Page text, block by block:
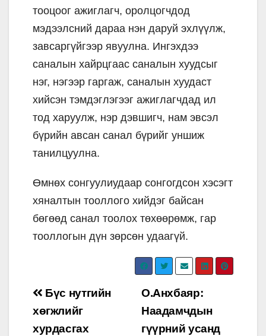
тооцоог ажиглагч, оролцогчдод
мэдээлсний дараа нэн даруй эхлүүлж,
завсаргүйгээр явуулна. Ингэхдээ
саналын хайрцгаас саналын хуудсыг
нэг, нэгээр гаргаж, саналын хуудаст
хийсэн тэмдэглэгээг ажиглагчдад ил
тод харуулж, нэр дэвшигч, нам эвсэл
бүрийн авсан санал бүрийг уншиж
танилцуулна.
Өмнөх сонгуулиудаар сонгогдсон хэсэгт
хяналтын тооллого хийдэг байсан
бөгөөд санал тоолох төхөөрөмж, гар
тооллогын дүн зөрсөн удаагүй.
Post
navigation
О.Анхбаяр:
Наадамчдын
гүүрний усанд
Бүс нутгийн
хөгжлийг
хурдасгах